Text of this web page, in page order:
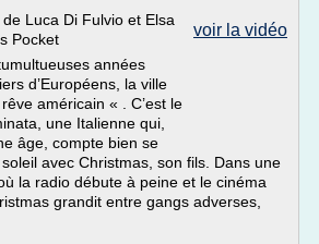
voir la vidéo
Luca Di Fulvio et Elsa
Pocket
années
d’Européens, la ville
américain « . C’est le
une Italienne qui,
âge, compte bien se
avec Christmas, son fils. Dans une
la radio débute à peine et le cinéma
grandit entre gangs adverses,